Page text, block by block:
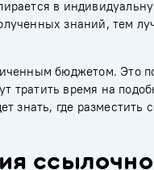
в
знаний, тем
бюджетом. Это
тратить время на
знать, где разместить